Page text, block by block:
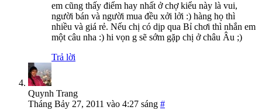
em cũng thấy điểm hay nhất ở chợ kiểu này là vui,
người bán và người mua đều xởi lởi :) hàng họ thì
nhiều và giá rẻ. Nếu chị có dịp qua Bỉ chơi thì nhắn em
một câu nha :) hi vọn g sẽ sớm gặp chị ở châu Âu ;)
Trả lời
Quynh Trang
Tháng Bảy 27, 2011 vào 4:27 sáng #